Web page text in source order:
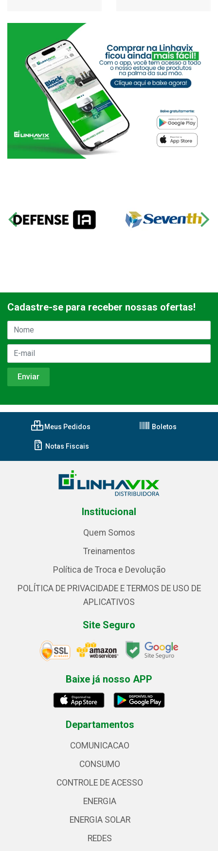
Cadastre-se para receber nossas ofertas!
Meus Pedidos Boletos
Notas Fiscais
Institucional
Quem Somos
Treinamentos
Política de Troca e Devolução
POLÍTICA DE PRIVACIDADE E TERMOS DE USO DE
APLICATIVOS
Site Seguro
Baixe já nosso APP
Departamentos
COMUNICACAO
CONSUMO
CONTROLE DE ACESSO
ENERGIA
ENERGIA SOLAR
REDES